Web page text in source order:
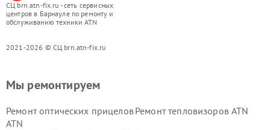
СЦ brn.atn-fix.ru - сеть сервисных
центров в Барнауле по ремонту и
обслуживанию техники ATN
2021-2026 © СЦ brn.atn-fix.ru
Мы ремонтируем
Ремонт оптических прицелов
ATN
Ремонт тепловизоров ATN